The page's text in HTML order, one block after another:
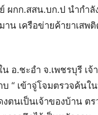
ผกก.สสน.บก.ป นำกำ
าน เครือข่ายค้ายาเสพ
อ.ชะอำ จ.เพชรบุรี เ
บ “ เข้าจู่โจมตรวจค้น
ตนเป็นเจ้าของบ้าน ต